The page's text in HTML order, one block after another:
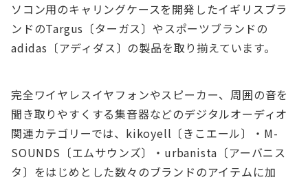
ソコン用のキャリングケースを開発したイギリスブラ
ンドのTargus〔ターガス〕やスポーツブランドの
adidas〔アディダス〕の製品を取り揃えています。
完全ワイヤレスイヤフォンやスピーカー、周囲の音を
聞き取りやすくする集音器などのデジタルオーディオ
関連カテゴリーでは、kikoyell〔きこエール〕・M-
SOUNDS〔エムサウンズ〕・urbanista〔アーバニス
タ〕をはじめとした数々のブランドのアイテムに加